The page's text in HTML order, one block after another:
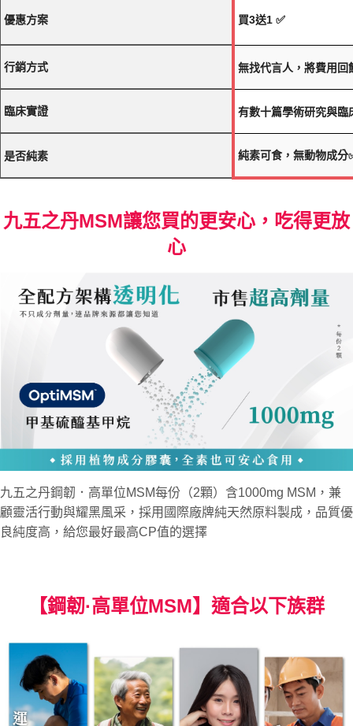
優惠方案 買3送1 ✅
行銷方式 無找代言人，將費用回
臨床實證 有數十篇學術研究與臨
是否純素 純素可食，無動物成分
九五之丹MSM讓您買的更安心，吃得更放
心
九五之丹鋼韌．高單位MSM每份（2顆）含1000mg MSM，兼
顧靈活行動與耀黑風采，採用國際廠牌純天然原料製成，品質優
良純度高，給您最好最高CP值的選擇
【鋼韌·高單位MSM】適合以下族群